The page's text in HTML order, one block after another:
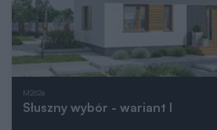
M262a
Słuszny wybór - wariant I